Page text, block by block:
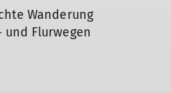
Wanderung
Flurwegen